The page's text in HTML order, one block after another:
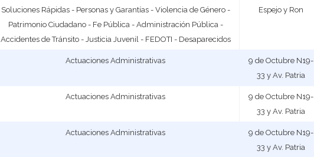
Soluciones Rápidas - Personas y Garantías - Violencia de Género -
Patrimonio Ciudadano - Fe Pública - Administración Pública -
Accidentes de Tránsito - Justicia Juvenil - FEDOTI - Desaparecidos
Espejo y Ron
Actuaciones Administrativas
9 de Octubre N19-
33 y Av. Patria
Actuaciones Administrativas
9 de Octubre N19-
33 y Av. Patria
Actuaciones Administrativas
9 de Octubre N19-
33 y Av. Patria